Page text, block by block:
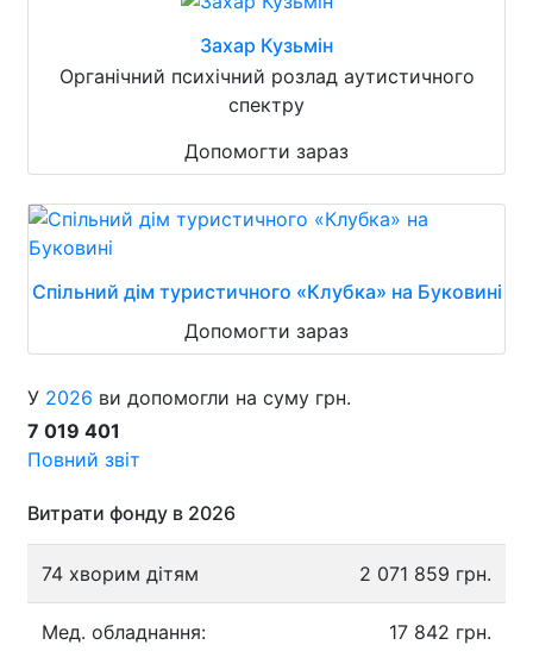
Захар Кузьмін
Органічний психічний розлад аутистичного
спектру
Допомогти зараз
Спільний дім туристичного «Клубка» на Буковині
Допомогти зараз
У 2026 ви допомогли на суму грн.
7 019 401
Повний звіт
Витрати фонду в 2026
74 хворим дітям 2 071 859 грн.
Мед. обладнання: 17 842 грн.